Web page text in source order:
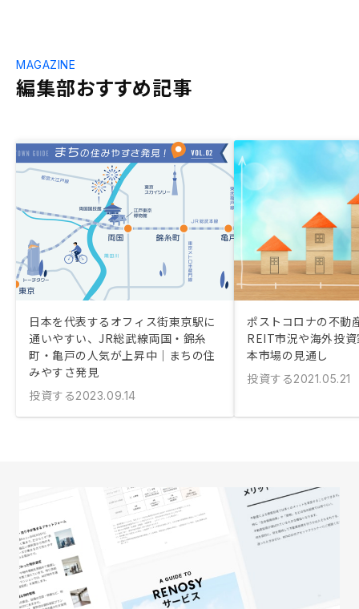
編集部おすすめ記事
MAGAZINE
日本を代表するオフィス街東京駅に
通いやすい、JR総武線両国・錦糸
町・亀戸の人気が上昇中｜まちの住
みやすさ発見
投資する2023.09.14
ポストコロナの不動
REIT市況や海外投
本市場の見通し
投資する2021.05.21